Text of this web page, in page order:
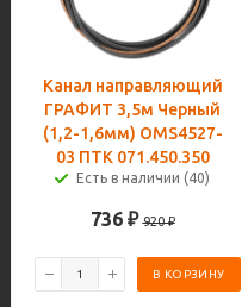
Канал направляющий
ГРАФИТ 3,5м Черный
(1,2-1,6мм) OMS4527-
03 ПТК 071.450.350
Есть в наличии (40)
736₽ 920₽
В КОРЗИНУ